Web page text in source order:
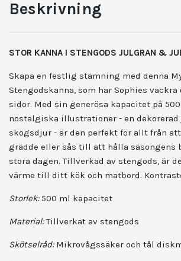
Beskrivning
STOR KANNA I STENGODS JULGRAN &
Skapa en festlig stämning med denna
Stengodskanna, som har Sophies vackra
sidor. Med sin generösa kapacitet på
nostalgiska illustrationer - en
skogsdjur - är den perfekt för allt från
grädde eller sås till att hålla säsongens
stora dagen. Tillverkad av stengods, är
värme till ditt kök och matbord.
Storlek: 500 ml kapacitet
Material:Tillverkat av stengods
Skötselråd: Mikrovågssäker och tål